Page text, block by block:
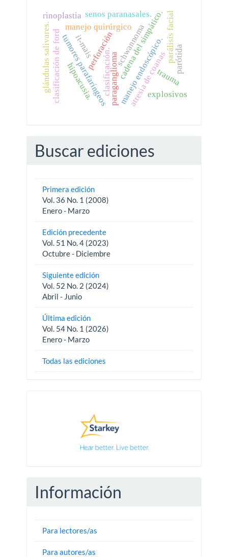
schwannoma
paraganglioma
tumores parafaríngeoscadena del simpático.
atresia de coanas
manejo quirúrgico
manejo endoscópico.
senos paranasales.
perforación
trauma
explosivos
hipoacusia.
clasificación de ford parálisis facialparótida
glándulas salivares. clasificación.
it-mais
rinoplastia
Buscar ediciones
Primera edición
Vol. 36 No. 1 (2008)
Enero - Marzo
Edición precedente
Vol. 51 No. 4 (2023)
Octubre - Diciembre
Siguiente edición
Vol. 52 No. 2 (2024)
Abril - Junio
Última edición
Vol. 54 No. 1 (2026)
Enero - Marzo
Todas las ediciones
Información
Para lectores/as
Para autores/as